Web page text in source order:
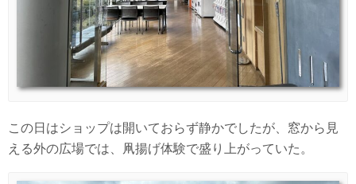
この日はショップは開いておらず静かでしたが、窓から見
える外の広場では、凧揚げ体験で盛り上がっていた。